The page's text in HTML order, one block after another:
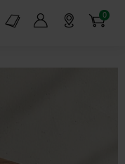
einblenden
Markt-Angebote 0
Artikel